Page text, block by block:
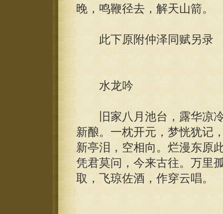
晚，鸣鞭径去，解天山箭。
此下原附仲泽同赋另录
水龙吟
旧家八月池台，露华凉冷
新酿。一枕开元，梦恍犹记
新亭泪，空相向。烂漫东原
凭君莫问，今来古往。万里
取，飞琼佐酒，作穿云唱。